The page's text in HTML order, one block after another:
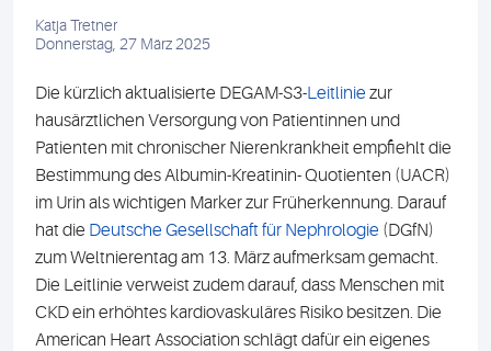
Katja Tretner
Donnerstag, 27 März 2025
Die kürzlich aktualisierte DEGAM-S3-Leitlinie zur
hausärztlichen Versorgung von Patientinnen und
Patienten mit chronischer Nierenkrankheit empfiehlt die
Bestimmung des Albumin-Kreatinin- Quotienten (UACR)
im Urin als wichtigen Marker zur Früherkennung. Darauf
hat die Deutsche Gesellschaft für Nephrologie (DGfN)
zum Weltnierentag am 13. März aufmerksam gemacht.
Die Leitlinie verweist zudem darauf, dass Menschen mit
CKD ein erhöhtes kardiovaskuläres Risiko besitzen. Die
American Heart Association schlägt dafür ein eigenes